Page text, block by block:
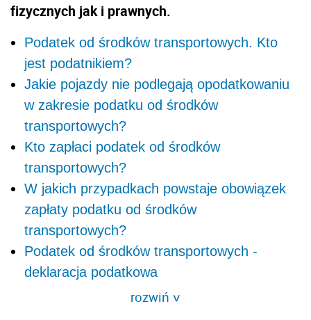
fizycznych jak i prawnych.
Podatek od środków transportowych. Kto
jest podatnikiem?
Jakie pojazdy nie podlegają opodatkowaniu
w zakresie podatku od środków
transportowych?
Kto zapłaci podatek od środków
transportowych?
W jakich przypadkach powstaje obowiązek
zapłaty podatku od środków
transportowych?
Podatek od środków transportowych -
deklaracja podatkowa
rozwiń>